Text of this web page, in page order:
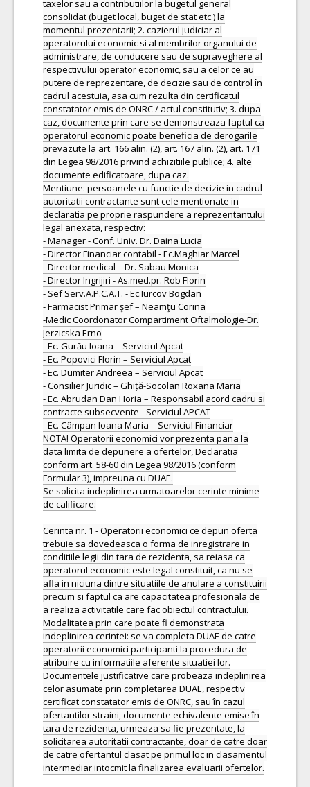
taxelor sau a contributiilor la bugetul general
consolidat (buget local, buget de stat etc.) la
momentul prezentarii; 2. cazierul judiciar al
operatorului economic si al membrilor organului de
administrare, de conducere sau de supraveghere al
respectivului operator economic, sau a celor ce au
putere de reprezentare, de decizie sau de control în
cadrul acestuia, asa cum rezulta din certificatul
constatator emis de ONRC / actul constitutiv; 3. dupa
caz, documente prin care se demonstreaza faptul ca
operatorul economic poate beneficia de derogarile
prevazute la art. 166 alin. (2), art. 167 alin. (2), art. 171
din Legea 98/2016 privind achizitiile publice; 4. alte
documente edificatoare, dupa caz.
Mentiune: persoanele cu functie de decizie in cadrul
autoritatii contractante sunt cele mentionate in
declaratia pe proprie raspundere a reprezentantului
legal anexata, respectiv:
- Manager - Conf. Univ. Dr. Daina Lucia
- Director Financiar contabil - Ec.Maghiar Marcel
- Director medical – Dr. Sabau Monica
- Director Ingrijiri - As.med.pr. Rob Florin
- Sef Serv.A.P.C.A.T. - Ec.Iurcov Bogdan
- Farmacist Primar şef – Neamţu Corina
-Medic Coordonator Compartiment Oftalmologie-Dr.
Jerzicska Erno
- Ec. Gurău Ioana – Serviciul Apcat
- Ec. Popovici Florin – Serviciul Apcat
- Ec. Dumiter Andreea – Serviciul Apcat
- Consilier Juridic – Ghiță-Socolan Roxana Maria
- Ec. Abrudan Dan Horia – Responsabil acord cadru si
contracte subsecvente - Serviciul APCAT
- Ec. Câmpan Ioana Maria – Serviciul Financiar
NOTA! Operatorii economici vor prezenta pana la
data limita de depunere a ofertelor, Declaratia
conform art. 58-60 din Legea 98/2016 (conform
Formular 3), impreuna cu DUAE.
Se solicita indeplinirea urmatoarelor cerinte minime
de calificare:
Cerinta nr. 1 - Operatorii economici ce depun oferta
trebuie sa dovedeasca o forma de inregistrare in
conditiile legii din tara de rezidenta, sa reiasa ca
operatorul economic este legal constituit, ca nu se
afla in niciuna dintre situatiile de anulare a constituirii
precum si faptul ca are capacitatea profesionala de
a realiza activitatile care fac obiectul contractului.
Modalitatea prin care poate fi demonstrata
indeplinirea cerintei: se va completa DUAE de catre
operatorii economici participanti la procedura de
atribuire cu informatiile aferente situatiei lor.
Documentele justificative care probeaza indeplinirea
celor asumate prin completarea DUAE, respectiv
certificat constatator emis de ONRC, sau în cazul
ofertantilor straini, documente echivalente emise în
tara de rezidenta, urmeaza sa fie prezentate, la
solicitarea autoritatii contractante, doar de catre doar
de catre ofertantul clasat pe primul loc in clasamentul
intermediar intocmit la finalizarea evaluarii ofertelor.